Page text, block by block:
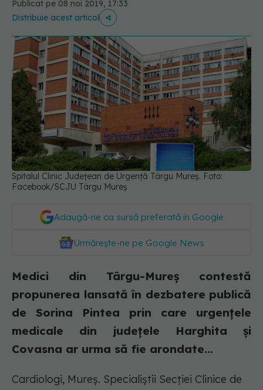
Publicat pe 08 noi 2019, 17:33
Distribuie acest articol
Spitalul Clinic Județean de Urgență Târgu Mureș. Foto:
Facebook/SCJU Târgu Mureș
Adaugă-ne ca sursă preferată în Google
Urmărește-ne pe Google News
Medici din Târgu-Mureş contestă
propunerea lansată în dezbatere publică
de Sorina Pintea prin care urgenţele
medicale din judeţele Harghita şi
Covasna ar urma să fie arondate...
Cardiologi, Mureș. Specialiştii Secţiei Clinice de